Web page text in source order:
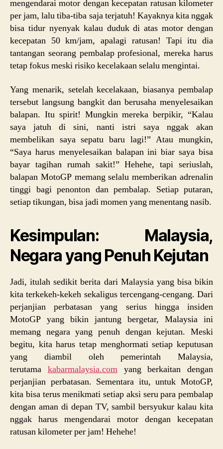
mengendarai motor dengan kecepatan ratusan kilometer
per jam, lalu tiba-tiba saja terjatuh! Kayaknya kita nggak
bisa tidur nyenyak kalau duduk di atas motor dengan
kecepatan 50 km/jam, apalagi ratusan! Tapi itu dia
tantangan seorang pembalap profesional, mereka harus
tetap fokus meski risiko kecelakaan selalu mengintai.
Yang menarik, setelah kecelakaan, biasanya pembalap
tersebut langsung bangkit dan berusaha menyelesaikan
balapan. Itu spirit! Mungkin mereka berpikir, “Kalau
saya jatuh di sini, nanti istri saya nggak akan
membelikan saya sepatu baru lagi!” Atau mungkin,
“Saya harus menyelesaikan balapan ini biar saya bisa
bayar tagihan rumah sakit!” Hehehe, tapi seriuslah,
balapan MotoGP memang selalu memberikan adrenalin
tinggi bagi penonton dan pembalap. Setiap putaran,
setiap tikungan, bisa jadi momen yang menentang nasib.
Kesimpulan: Malaysia,
Negara yang Penuh Kejutan
Jadi, itulah sedikit berita dari Malaysia yang bisa bikin
kita terkekeh-kekeh sekaligus tercengang-cengang. Dari
perjanjian perbatasan yang serius hingga insiden
MotoGP yang bikin jantung bergetar, Malaysia ini
memang negara yang penuh dengan kejutan. Meski
begitu, kita harus tetap menghormati setiap keputusan
yang diambil oleh pemerintah Malaysia,
terutama kabarmalaysia.comyang berkaitan dengan
perjanjian perbatasan. Sementara itu, untuk MotoGP,
kita bisa terus menikmati setiap aksi seru para pembalap
dengan aman di depan TV, sambil bersyukur kalau kita
nggak harus mengendarai motor dengan kecepatan
ratusan kilometer per jam! Hehehe!